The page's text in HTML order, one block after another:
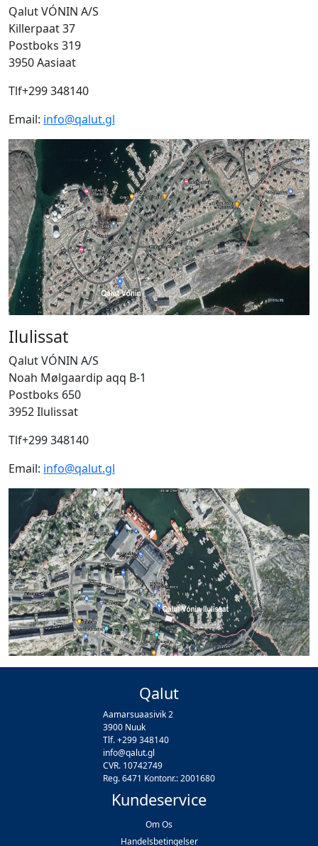
Qalut VÓNIN A/S
Killerpaat 37
Postboks 319
3950 Aasiaat
Tlf+299 348140
Email: info@qalut.gl
Ilulissat
Qalut VÓNIN A/S
Noah Mølgaardip aqq B-1
Postboks 650
3952 Ilulissat
Tlf+299 348140
Email: info@qalut.gl
Qalut
Aamarsuaasivik 2
3900 Nuuk
Tlf. +299 348140
info@qalut.gl
CVR. 10742749
Reg. 6471 Kontonr.: 2001680
Kundeservice
Om Os
Handelsbetingelser